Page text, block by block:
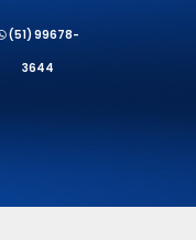
(51) 99678-
3644